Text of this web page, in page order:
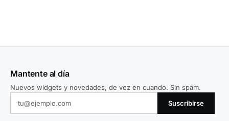
Mantente al día
Nuevos widgets y novedades, de vez en cuando. Sin spam.
Suscribirse